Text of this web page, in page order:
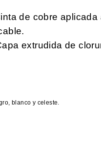
de cobre
extrudida de
blanco y celeste.